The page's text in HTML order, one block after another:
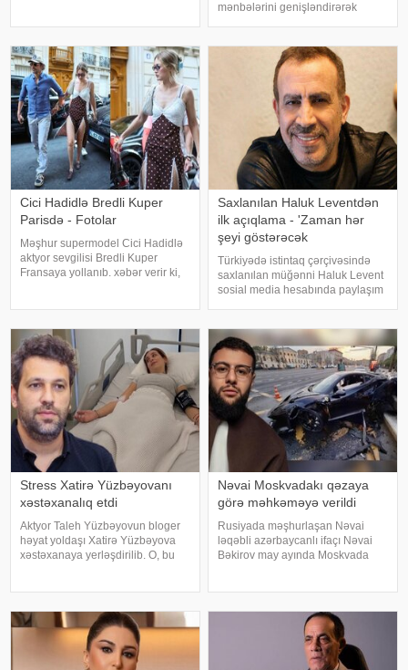
bilmirəm. "Stop"u
mənbələrini genişləndirərək
restoran, kafe, geyim, gözəllik və
qida sektorunda fəaliyyət
göstərən, öz adları il
Cici Hadidlə Bredli Kuper
Parisdə - Fotolar
Məşhur supermodel Cici Hadidlə
aktyor sevgilisi Bredli Kuper
Fransaya yollanıb. xəbər verir ki,
Malikdən ayrıldıqdan sonra Cicini
Saxlanılan Haluk Leventdən
ilk açıqlama - 'Zaman hər
şeyi göstərəcək
Türkiyədə istintaq çərçivəsində
saxlanılan müğənni Haluk Levent
sosial media hesabında paylaşım
mətbuatına istinadən xəbər verir
ki, Levent şəxsi həyatı ilə Ahba
Stress Xatirə Yüzbəyovanı
xəstəxanalıq etdi
Aktyor Taleh Yüzbəyovun bloger
həyat yoldaşı Xatirə Yüzbəyova
xəstəxanaya yerləşdirilib. O, bu
qidalandım, nə düzgün yatdım.
Gördü
Nəvai Moskvadakı qəzaya
görə məhkəməyə verildi
Rusiyada məşhurlaşan Nəvai
ləqəbli azərbaycanlı ifaçı Nəvai
Bəkirov may ayında Moskvada
görə məhkəməyə verilib. Bu
barədə TASS məlumat yayıb